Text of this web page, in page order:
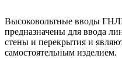
Высоковольтные вводы
предназначены для ввода
стены и перекрытия и
самостоятельным изделием.